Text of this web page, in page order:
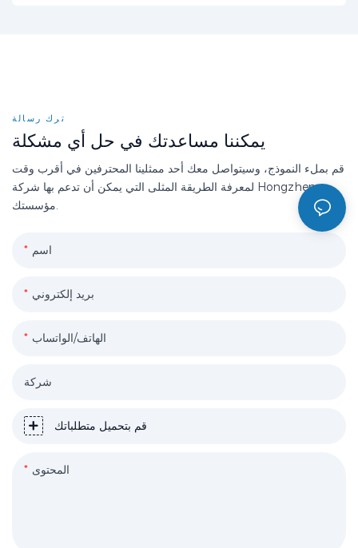
ترك رسالة
يمكننا مساعدتك في حل أي مشكلة
قم بملء النموذج، وسيتواصل معك أحد ممثلينا المحترفين في أقرب وقت
لمعرفة الطريقة المثلى التي يمكن أن تدعم بها شركة Hongzheng
مؤسستك.
اسم
بريد إلكتروني
الهاتف/الواتساب
شركة
قم بتحميل متطلباتك
المحتوى